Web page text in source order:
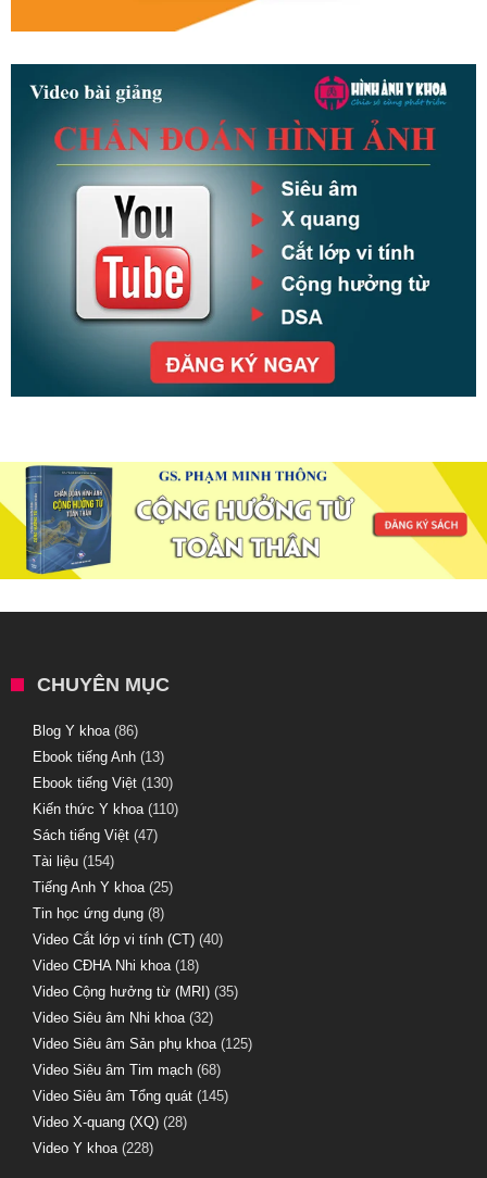
CHUYÊN MỤC
Blog Y khoa(86)
Ebook tiếng Anh (13)
Ebook tiếng Việt (130)
Kiến thức Y khoa(110)
Sách tiếng Việt (47)
Tài liệu (154)
Tiếng Anh Y khoa(25)
Tin học ứng dụng (8)
Video Cắt lớp vi tính (CT) (40)
Video CĐHA Nhi khoa(18)
Video Cộng hưởng từ (MRI) (35)
Video Siêu âm Nhi khoa(32)
Video Siêu âm Sản phụ khoa(125)
Video Siêu âm Tim mạch (68)
Video Siêu âm Tổng quát (145)
Video X-quang (XQ) (28)
Video Y khoa(228)